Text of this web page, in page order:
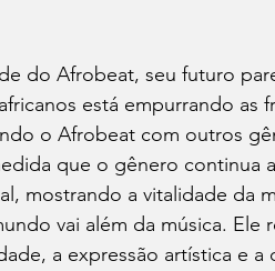
do Afrobeat, seu futuro
está empurrando as
o Afrobeat com outros
que o gênero continua
mostrando a vitalidade da
vai além da música. Ele
a expressão artística e a